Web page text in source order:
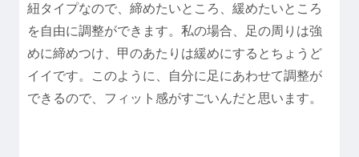
紐タイプなので、締めたいところ、緩めたいところ
を自由に調整ができます。私の場合、足の周りは強
めに締めつけ、甲のあたりは緩めにするとちょうど
イイです。このように、自分に足にあわせて調整が
できるので、フィット感がすごいんだと思います。